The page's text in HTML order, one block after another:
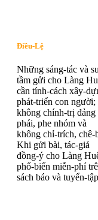
Điều-Lệ
Những sáng-tác và
tầm gửi cho Làng
cần tính-cách xây-
phát-triển con người;
không chính-trị đảng
phái, phe nhóm và
không chỉ-trích, chê-
Khi gửi bài, tác-giả
đồng-ý cho Làng
phổ-biến miễn-phí
sách báo và tuyển-